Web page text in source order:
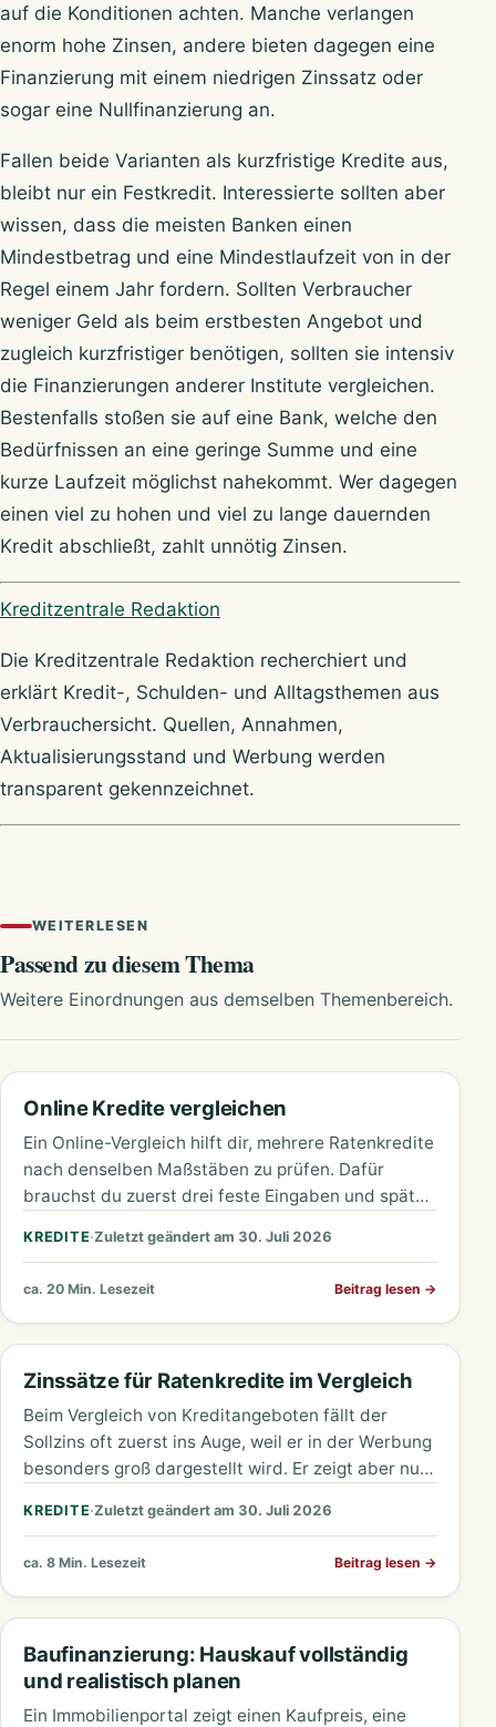
auf die Konditionen achten. Manche verlangen
enorm hohe Zinsen, andere bieten dagegen eine
Finanzierung mit einem niedrigen Zinssatz oder
sogar eine Nullfinanzierung an.
Fallen beide Varianten als kurzfristige Kredite aus,
bleibt nur ein Festkredit. Interessierte sollten aber
wissen, dass die meisten Banken einen
Mindestbetrag und eine Mindestlaufzeit von in der
Regel einem Jahr fordern. Sollten Verbraucher
weniger Geld als beim erstbesten Angebot und
zugleich kurzfristiger benötigen, sollten sie intensiv
die Finanzierungen anderer Institute vergleichen.
Bestenfalls stoßen sie auf eine Bank, welche den
Bedürfnissen an eine geringe Summe und eine
kurze Laufzeit möglichst nahekommt. Wer dagegen
einen viel zu hohen und viel zu lange dauernden
Kredit abschließt, zahlt unnötig Zinsen.
Über Kreditzentrale
Kreditzentrale Redaktion
Die Kreditzentrale Redaktion recherchiert und
erklärt Kredit-, Schulden- und Alltagsthemen aus
Verbrauchersicht. Quellen, Annahmen,
Aktualisierungsstand und Werbung werden
transparent gekennzeichnet.
WEITERLESEN
Passend zu diesem Thema
Weitere Einordnungen aus demselben Themenbereich.
KREDITE·Zuletzt geändert am 30. Juli 2026
Online Kredite vergleichen
Ein Online-Vergleich hilft dir, mehrere Ratenkredite
nach denselben Maßstäben zu prüfen. Dafür
brauchst du zuerst drei feste Eingaben und später
ca. 20 Min. Lesezeit Beitrag lesen →
KREDITE·Zuletzt geändert am 30. Juli 2026
Zinssätze für Ratenkredite im Vergleich
Beim Vergleich von Kreditangeboten fällt der
Sollzins oft zuerst ins Auge, weil er in der Werbung
besonders groß dargestellt wird. Er zeigt aber nur
ca. 8 Min. Lesezeit Beitrag lesen →
Baufinanzierung: Hauskauf vollständig
und realistisch planen
Ein Immobilienportal zeigt einen Kaufpreis, eine